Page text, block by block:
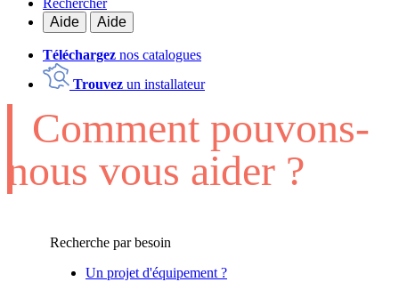
Rechercher
Aide
Aide
Téléchargez nos catalogues
Trouvez un installateur
Comment pouvons-
nous vous aider ?
Recherche par besoin
Un projet d'équipement ?